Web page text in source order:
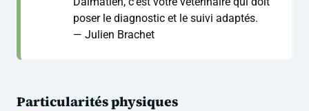
poser le diagnostic et le suivi adaptés.
— Julien Brachet
Particularités physiques